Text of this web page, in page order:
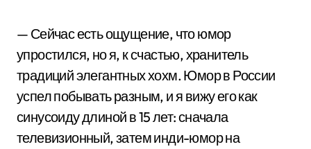
— Сейчас есть ощущение, что юмор
упростился, но я, к счастью, хранитель
традиций элегантных хохм. Юмор в России
успел побывать разным, и я вижу его как
синусоиду длиной в 15 лет: сначала
телевизионный, затем инди-юмор на